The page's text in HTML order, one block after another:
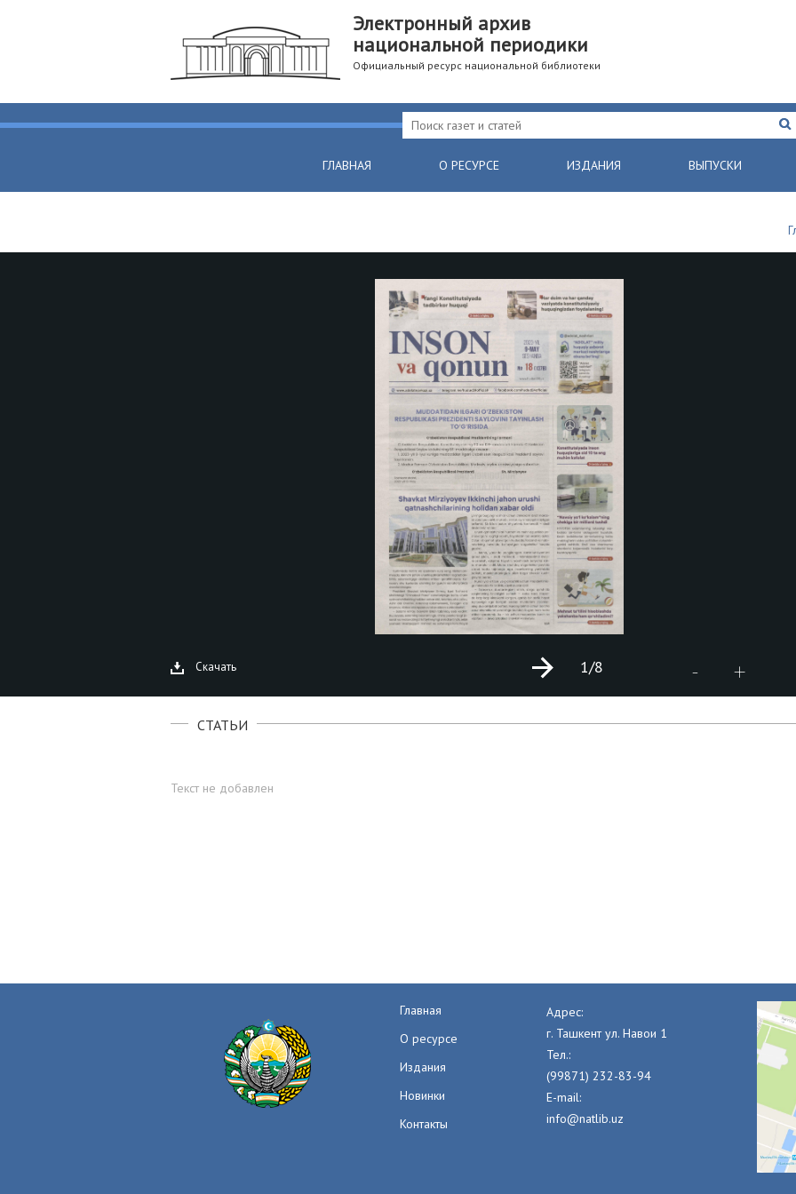
Электронный архив
национальной периодики
Официальный ресурс национальной библиотеки
ГЛАВНАЯ О РЕСУРСЕ ИЗДАНИЯ ВЫПУСКИ
Скачать - +
1/8
СТАТЬИ
Текст не добавлен
Главная
О ресурсе
Издания
Новинки
Контакты
Адрес:
г. Ташкент ул. Навои 1
Тел.:
(99871) 232-83-94
E-mail:
info@natlib.uz